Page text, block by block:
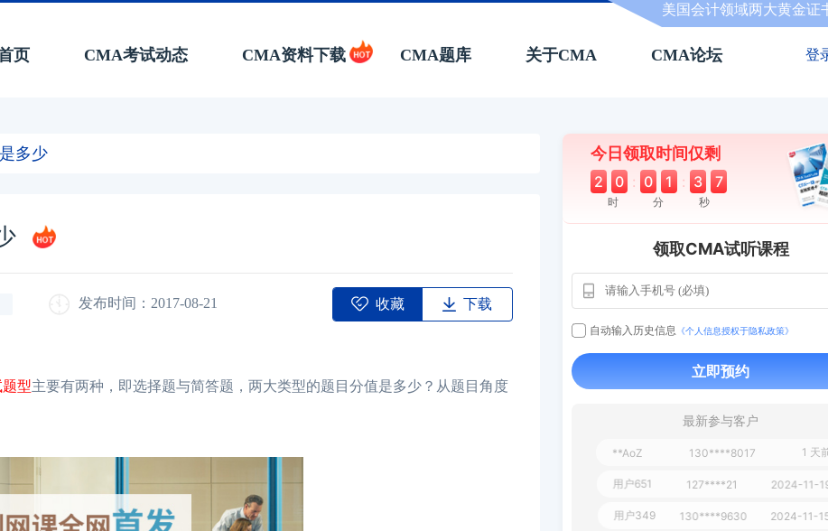
美国会计领域两大黄金证
页 CMA考试动态 CMA资料下载 CMA题库 关于CMA CMA论坛 登
多少
发布时间：2017-08-21 收藏 下载
型主要有两种，即选择题与简答题，两大类型的题目分值是多少？从题目角度
今日领取时间仅剩
2 0 : 0 1 : 3 6
时 分 秒
领取CMA试听课程
自动输入历史信息 《个人信息授权于隐私政策》
立即预约
最新参与客户